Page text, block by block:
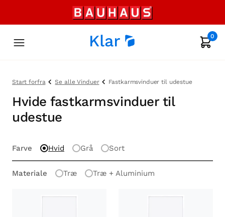
0
Start forfra Se alle Vinduer Fastkarmsvinduer til udestue
Hvide fastkarmsvinduer til
udestue
Farve Hvid Grå Sort
Materiale Træ Træ + Aluminium